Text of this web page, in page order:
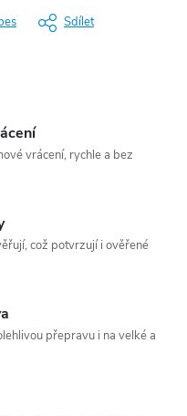
Sdílet
vrácení, rychle a bez
což potvrzují i ověřené
přepravu i na velké a